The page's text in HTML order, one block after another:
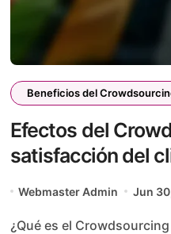
Beneficios del
Efectos del
satisfacción del
Webmaster Admin Jun
¿Qué es el Crowdsourcing y cómo se relaciona con la